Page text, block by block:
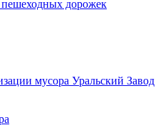
дорожек
мусора Уральский Завод